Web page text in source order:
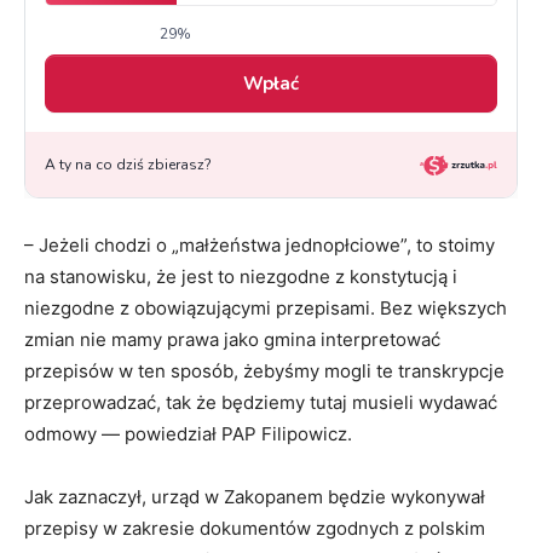
– Jeżeli chodzi o „małżeństwa jednopłciowe”, to stoimy
na stanowisku, że jest to niezgodne z konstytucją i
niezgodne z obowiązującymi przepisami. Bez większych
zmian nie mamy prawa jako gmina interpretować
przepisów w ten sposób, żebyśmy mogli te transkrypcje
przeprowadzać, tak że będziemy tutaj musieli wydawać
odmowy — powiedział PAP Filipowicz.
Jak zaznaczył, urząd w Zakopanem będzie wykonywał
przepisy w zakresie dokumentów zgodnych z polskim